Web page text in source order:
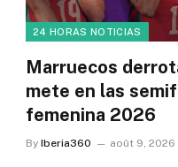
24 HORAS NOTICIAS
Marruecos
mete en las
femenina 2026
By Iberia360 août 9, 2026